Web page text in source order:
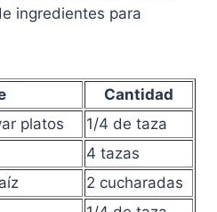
ingredientes para
Cantidad
platos
1/4 de taza
4 tazas
2 cucharadas